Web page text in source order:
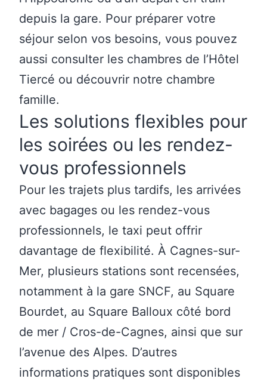
depuis la gare. Pour préparer votre
séjour selon vos besoins, vous pouvez
aussi consulter les chambres de l’Hôtel
Tiercé ou découvrir notre chambre
famille.
Les solutions flexibles pour
les soirées ou les rendez-
vous professionnels
Pour les trajets plus tardifs, les arrivées
avec bagages ou les rendez-vous
professionnels, le taxi peut offrir
davantage de flexibilité. À Cagnes-sur-
Mer, plusieurs stations sont recensées,
notamment à la gare SNCF, au Square
Bourdet, au Square Balloux côté bord
de mer / Cros-de-Cagnes, ainsi que sur
l’avenue des Alpes. D’autres
informations pratiques sont disponibles